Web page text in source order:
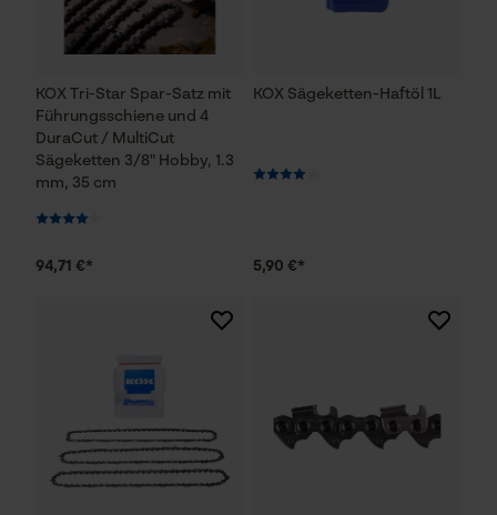
KOX Tri-Star Spar-Satz mit
Führungsschiene und 4
DuraCut / MultiCut
Sägeketten 3/8" Hobby, 1.3
mm, 35 cm
94,71 €*
KOX Sägeketten-Haftöl 1L
5,90 €*